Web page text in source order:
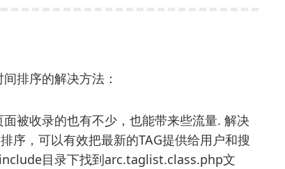
排序的解决方法：
被收录的也有不少，也能带来些流量. 解决
序，可以有效把最新的TAG提供给用户和搜
目录下找到arc.taglist.class.php文